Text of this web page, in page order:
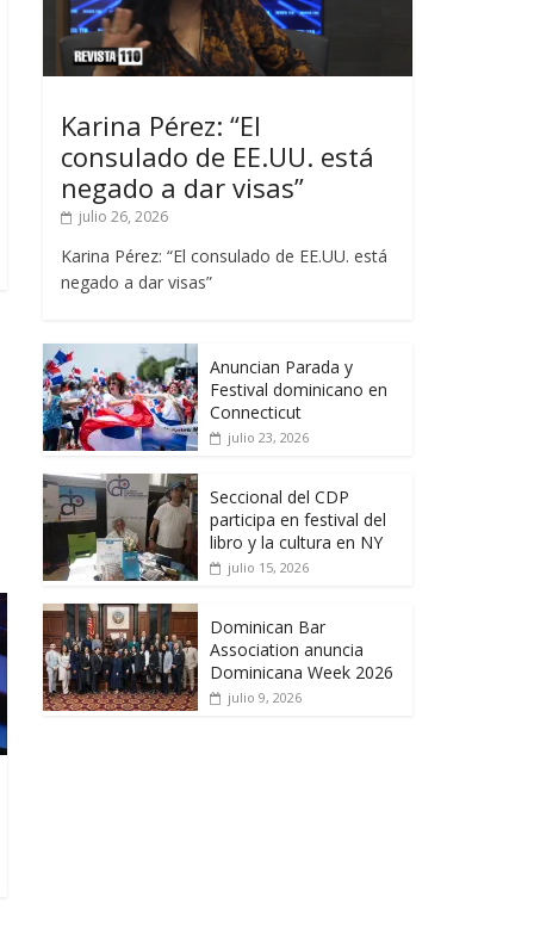
Karina Pérez: “El
consulado de EE.UU. está
negado a dar visas”
julio 26, 2026
Karina Pérez: “El consulado de EE.UU. está
negado a dar visas”
Anuncian Parada y
Festival dominicano en
Connecticut
julio 23, 2026
Seccional del CDP
participa en festival del
libro y la cultura en NY
julio 15, 2026
Dominican Bar
Association anuncia
Dominicana Week 2026
julio 9, 2026